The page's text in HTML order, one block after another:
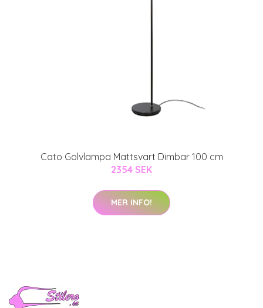
Cato Golvlampa Mattsvart Dimbar 100 cm
2354 SEK
MER INFO!